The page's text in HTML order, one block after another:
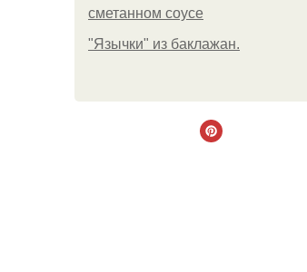
сметанном соусе
"Язычки" из баклажан.